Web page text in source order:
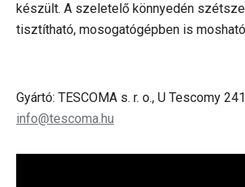
készült. A szeletelő könnyedén
tisztítható, mosogatógépben is
Gyártó: TESCOMA s. r. o., U Tescomy
info@tescoma.hu